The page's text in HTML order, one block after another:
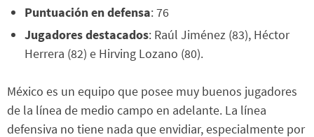
Puntuación en defensa: 76
Jugadores destacados: Raúl Jiménez (83), Héctor
Herrera (82) e Hirving Lozano (80).
México es un equipo que posee muy buenos jugadores
de la línea de medio campo en adelante. La línea
defensiva no tiene nada que envidiar, especialmente por